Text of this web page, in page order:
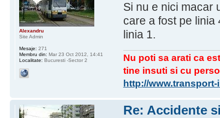
Si nu e nici macar
care a fost pe linia
linia 1.
Nu poti sa arati ca
tine insuti si cu
http://
Alexandru
Site Admin
Mesaje: 271
Membru din: Mar 23 Oct 2012, 14:41
Localitate: Bucuresti -Sector 2
Re: Accidente